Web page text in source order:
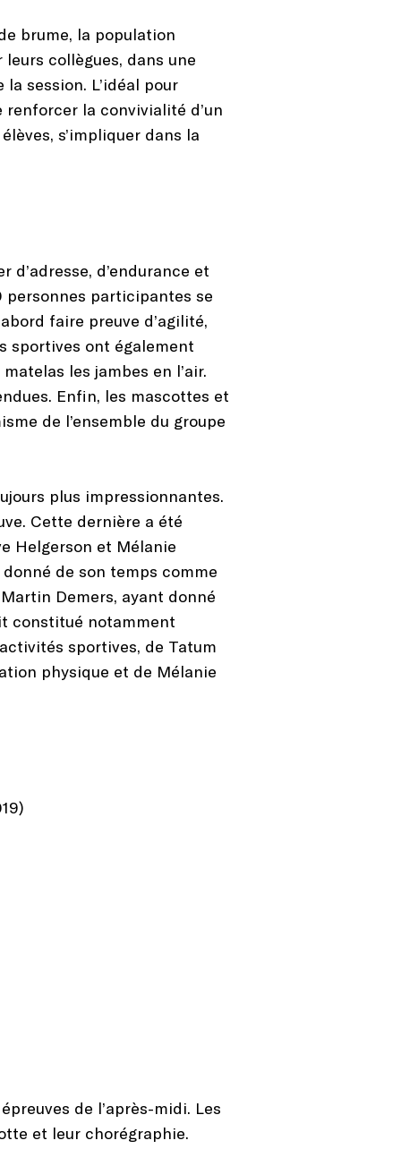
brume, la population
collègues, dans une
session. L’idéal pour
renforcer la convivialité d’un
s’impliquer dans la
d’endurance et
personnes participantes se
faire preuve d’agilité,
sportives ont également
les jambes en l’air.
Enfin, les mascottes et
de l’ensemble du groupe
plus impressionnantes.
Cette dernière a été
Helgerson et Mélanie
de son temps comme
Demers, ayant donné
constitué notamment
sportives, de Tatum
physique et de Mélanie
de l’après-midi. Les
et leur chorégraphie.